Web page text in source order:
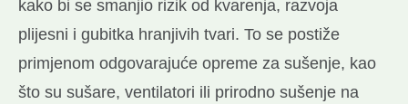
kako bi se smanjio rizik od kvarenja, razvoja
plijesni i gubitka hranjivih tvari. To se postiže
primjenom odgovarajuće opreme za sušenje, kao
što su sušare, ventilatori ili prirodno sušenje na